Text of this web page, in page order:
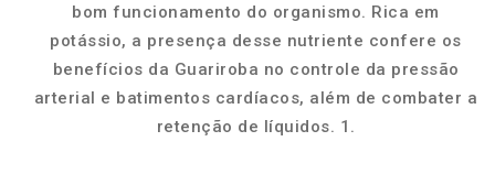
bom funcionamento do organismo. Rica em
potássio, a presença desse nutriente confere os
benefícios da Guariroba no controle da pressão
arterial e batimentos cardíacos, além de combater a
retenção de líquidos. 1.